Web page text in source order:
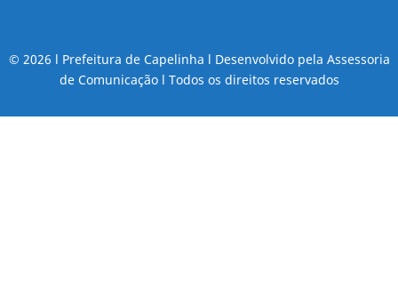
© 2026 l Prefeitura de Capelinha l Desenvolvido pela Assessoria
de Comunicação l Todos os direitos reservados